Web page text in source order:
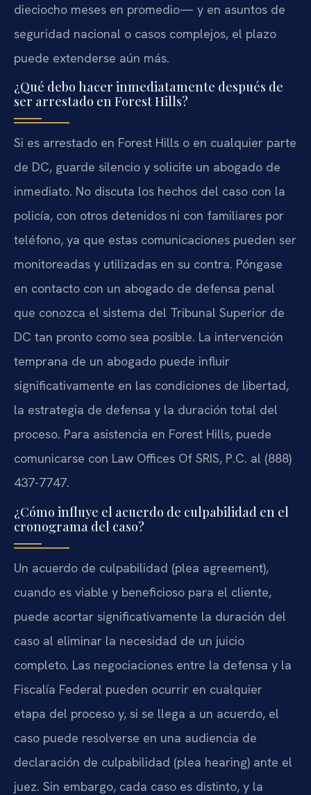
dieciocho meses en promedio— y en asuntos de
seguridad nacional o casos complejos, el plazo
puede extenderse aún más.
¿Qué debo hacer inmediatamente después de
ser arrestado en Forest Hills?
Si es arrestado en Forest Hills o en cualquier parte
de DC, guarde silencio y solicite un abogado de
inmediato. No discuta los hechos del caso con la
policía, con otros detenidos ni con familiares por
teléfono, ya que estas comunicaciones pueden ser
monitoreadas y utilizadas en su contra. Póngase
en contacto con un abogado de defensa penal
que conozca el sistema del Tribunal Superior de
DC tan pronto como sea posible. La intervención
temprana de un abogado puede influir
significativamente en las condiciones de libertad,
la estrategia de defensa y la duración total del
proceso. Para asistencia en Forest Hills, puede
comunicarse con Law Offices Of SRIS, P.C. al (888)
437-7747.
¿Cómo influye el acuerdo de culpabilidad en el
cronograma del caso?
Un acuerdo de culpabilidad (plea agreement),
cuando es viable y beneficioso para el cliente,
puede acortar significativamente la duración del
caso al eliminar la necesidad de un juicio
completo. Las negociaciones entre la defensa y la
Fiscalía Federal pueden ocurrir en cualquier
etapa del proceso y, si se llega a un acuerdo, el
caso puede resolverse en una audiencia de
declaración de culpabilidad (plea hearing) ante el
juez. Sin embargo, cada caso es distinto, y la